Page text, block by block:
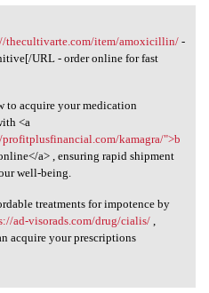
[URL=https:/
thecultivarte.com/item/amoxicillin/-
URL - order online for fast
to acquire your medication
<a
kamagra/">b
a> , ensuring rapid shipment
well-being.
treatments for impotence by
ad-visorads.com/drug/cialis/,
acquire your prescriptions